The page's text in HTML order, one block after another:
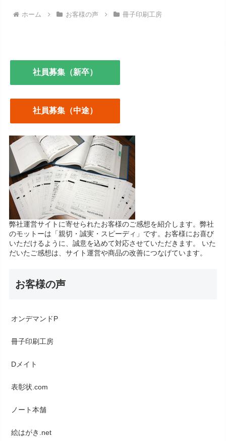
ホーム お客様の声 冊子印刷工房
社員募集（新卒）
社員募集（中途）
弊社運営サイトに寄せられたお客様のご感想を紹介します。弊社
のモットーは「親切・誠実・スピーディ」です。お客様にお喜び
いただけるように、誠意を込めて対応させていただきます。 いた
だいたご感想は、サイト運営や商品の改善につなげています。
お客様の声
オンデマンドP
冊子印刷工房
Dメイト
表彰状.com
ノート本舗
絵はがき.net